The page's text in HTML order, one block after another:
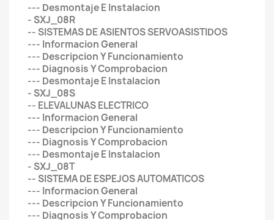
--- Desmontaje E Instalacion
- SXJ_08R
-- SISTEMAS DE ASIENTOS SERVOASISTIDOS
--- Informacion General
--- Descripcion Y Funcionamiento
--- Diagnosis Y Comprobacion
--- Desmontaje E Instalacion
- SXJ_08S
-- ELEVALUNAS ELECTRICO
--- Informacion General
--- Descripcion Y Funcionamiento
--- Diagnosis Y Comprobacion
--- Desmontaje E Instalacion
- SXJ_08T
-- SISTEMA DE ESPEJOS AUTOMATICOS
--- Informacion General
--- Descripcion Y Funcionamiento
--- Diagnosis Y Comprobacion